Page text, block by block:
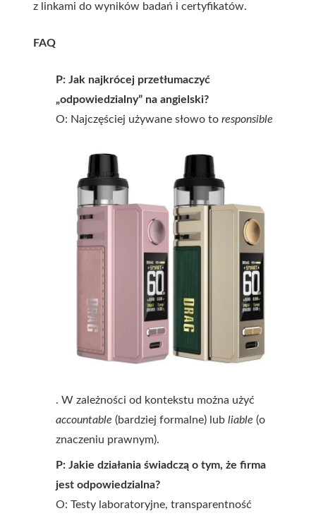
z linkami do wyników badań i certyfikatów.
FAQ
P: Jak najkrócej przetłumaczyć
„odpowiedzialny” na angielski?
O: Najczęściej używane słowo to responsible
. W zależności od kontekstu można użyć
accountable (bardziej formalne) lub liable (o
znaczeniu prawnym).
P: Jakie działania świadczą o tym, że firma
jest odpowiedzialna?
O: Testy laboratoryjne, transparentność